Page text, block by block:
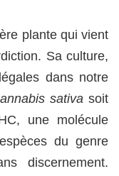
plante qui vient
Sa culture,
dans notre
sativasoit
une molécule
du genre
discernement.